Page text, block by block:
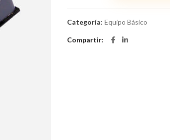
Categoría: Equipo Básico
Compartir